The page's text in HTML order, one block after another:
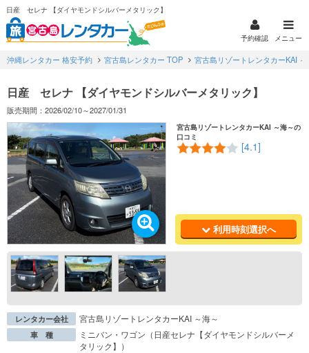
日産 セレナ 【ダイヤモンドシルバーメタリック】
予約確認 メニュー
沖縄レンタカー 格安予約 宮古島レンタカー TOP 宮古島リゾートレンタカーKAI
日産 セレナ 【ダイヤモンドシルバーメタリック】
販売期間：2026/02/10～2027/01/31
宮古島リゾートレンタカーKAI ～海～の
口コミ
[4.1]
利用時刻選択へ
レンタカー会社 宮古島リゾートレンタカーKAI ～海～
車 種
ミニバン・ワゴン（日産セレナ【ダイヤモンドシルバーメ
タリック】）